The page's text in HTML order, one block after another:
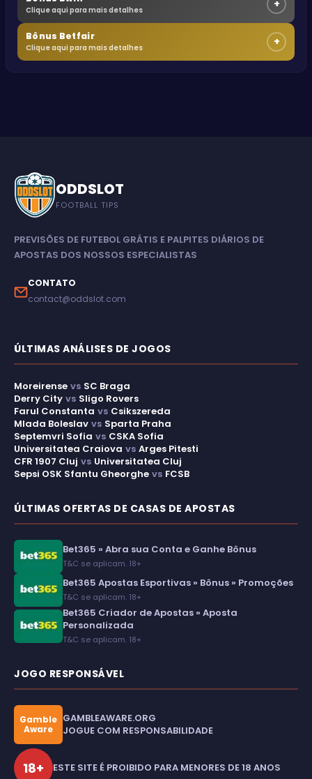
Clique aqui para mais detalhes +
Bônus Betfair
Clique aqui para mais detalhes +
ODDSLOT
FOOTBALL TIPS
PREVISÕES DE FUTEBOL GRÁTIS E PALPITES DIÁRIOS DE
APOSTAS DOS NOSSOS ESPECIALISTAS
CONTATO
contact@oddslot.com
ÚLTIMAS ANÁLISES DE JOGOS
Moreirense vs SC Braga
Derry City vs Sligo Rovers
Farul Constanta vs Csikszereda
Mlada Boleslav vs Sparta Praha
Septemvri Sofia vs CSKA Sofia
Universitatea Craiova vs Arges Pitesti
CFR 1907 Cluj vs Universitatea Cluj
Sepsi OSK Sfantu Gheorghe vs FCSB
ÚLTIMAS OFERTAS DE CASAS DE APOSTAS
Bet365 » Abra sua Conta e Ganhe Bônus
T&C se aplicam. 18+
Bet365 Apostas Esportivas » Bônus » Promoções
T&C se aplicam. 18+
Bet365 Criador de Apostas » Aposta
Personalizada
T&C se aplicam. 18+
JOGO RESPONSÁVEL
Gamble
Aware
GAMBLEAWARE.ORG
JOGUE COM RESPONSABILIDADE
18+ ESTE SITE É PROIBIDO PARA MENORES DE 18 ANOS